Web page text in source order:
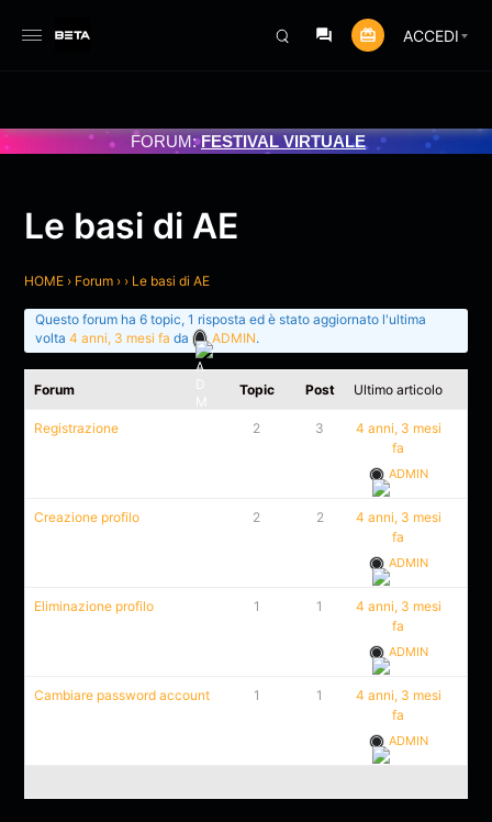
ACCEDI
FORUM:FESTIVAL VIRTUALE
Le basi di AE
HOME › Forum › › Le basi di AE
Questo forum ha 6 topic, 1 risposta ed è stato aggiornato l'ultima
volta 4 anni, 3 mesi fa da ADMIN.
Forum Topic Post Ultimo articolo
Registrazione 2 3
4 anni, 3 mesi
fa
ADMIN
Creazione profilo 2 2
4 anni, 3 mesi
fa
ADMIN
Eliminazione profilo 1 1
4 anni, 3 mesi
fa
ADMIN
Cambiare password account 1 1
4 anni, 3 mesi
fa
ADMIN